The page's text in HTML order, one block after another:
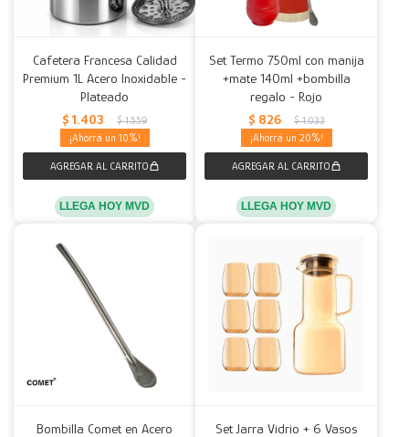
Cafetera Francesa Calidad
Premium 1L Acero Inoxidable -
Plateado
$ 1.403 $ 1.559
10
LLEGA HOY MVD
Set Termo 750ml con manija
+mate 140ml +bombilla
regalo - Rojo
$ 826 $ 1.033
20
LLEGA HOY MVD
Bombilla Comet en Acero
Set Jarra Vidrio + 6 Vasos